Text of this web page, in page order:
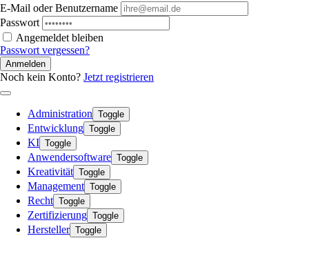
E-Mail oder Benutzername
Passwort
Angemeldet bleiben
Passwort vergessen?
Anmelden
Noch kein Konto? Jetzt registrieren
Administration Toggle
Entwicklung Toggle
KI Toggle
Anwendersoftware Toggle
Kreativität Toggle
Management Toggle
Recht Toggle
Zertifizierung Toggle
Hersteller Toggle